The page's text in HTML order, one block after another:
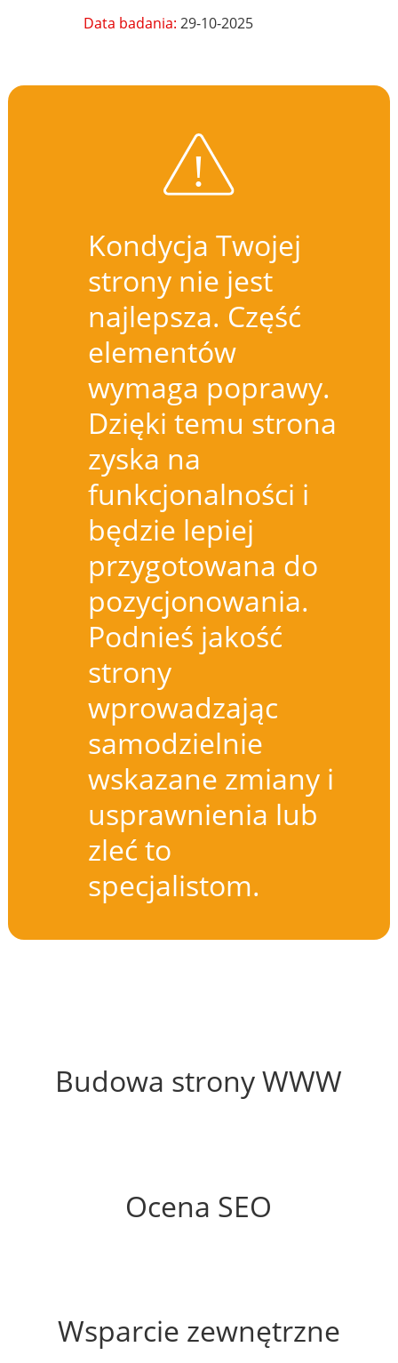
Data badania:29-10-2025
Kondycja Twojej
strony nie jest
najlepsza. Część
elementów
wymaga poprawy.
Dzięki temu strona
zyska na
funkcjonalności i
będzie lepiej
przygotowana do
pozycjonowania.
Podnieś jakość
strony
wprowadzając
samodzielnie
wskazane zmiany i
usprawnienia lub
zleć to
specjalistom.
Budowa strony WWW
Ocena SEO
Wsparcie zewnętrzne